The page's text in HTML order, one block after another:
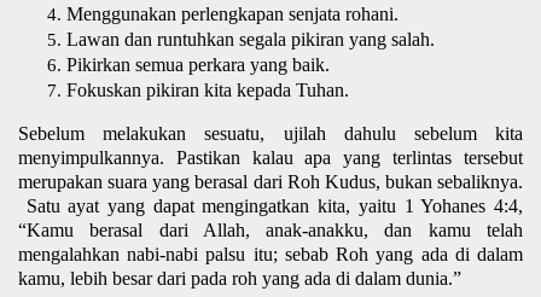
Menggunakan perlengkapan senjata rohani.
Lawan dan runtuhkan segala pikiran yang salah.
Pikirkan semua perkara yang baik.
Fokuskan pikiran kita kepada Tuhan.
Sebelum melakukan sesuatu, ujilah dahulu sebelum kita
menyimpulkannya. Pastikan kalau apa yang terlintas tersebut
merupakan suara yang berasal dari Roh Kudus, bukan sebaliknya.
Satu ayat yang dapat mengingatkan kita, yaitu 1 Yohanes 4:4,
“Kamu berasal dari Allah, anak-anakku, dan kamu telah
mengalahkan nabi-nabi palsu itu; sebab Roh yang ada di dalam
kamu, lebih besar dari pada roh yang ada di dalam dunia.”